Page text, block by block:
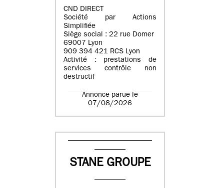
CND DIRECT
Société par Actions
Simplifiée
Siège social : 22 rue Domer
69007 Lyon
909 394 421 RCS Lyon
Activité : prestations de
services contrôle non
destructif
Annonce parue le
07/08/2026
STANE GROUPE